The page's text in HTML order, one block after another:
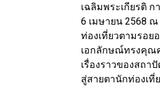
เฉลิมพระเกียรติ
6 เมษายน 2568
ท่องเที่ยวตามรอย
เอกลักษณ์ทรงคุณ
เรื่องราวของสถ
สู่สายตานักท่องเที่